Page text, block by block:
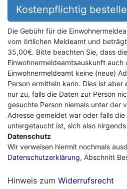
Kostenpflichtig
Die Gebühr für die
vom örtlichen Meldeamt und
35,00€. Bitte beachten Sie, dass
Einwohnermeldeamtsauskunft
Einwohnermeldeamt keine (neue)
Person ermitteln kann. Dies ist aber
nur zu, falls die Daten zur Person
gesuchte Person niemals unter der
Adresse gemeldet war oder falls
untergetaucht ist, sich also
Datenschutz
Wir verweisen hiermit nochmals
Datenschutzerklärung, Abschnitt
Hinweis zum Widerrufsrecht